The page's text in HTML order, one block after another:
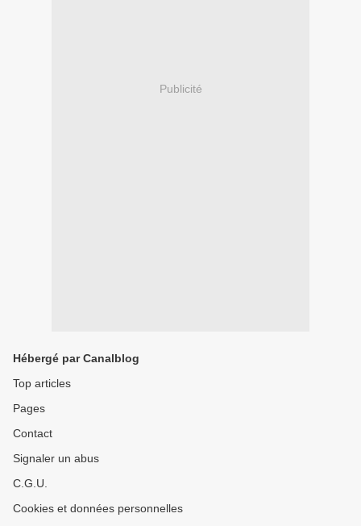
Publicité
Hébergé par Canalblog
Top articles
Pages
Contact
Signaler un abus
C.G.U.
Cookies et données personnelles